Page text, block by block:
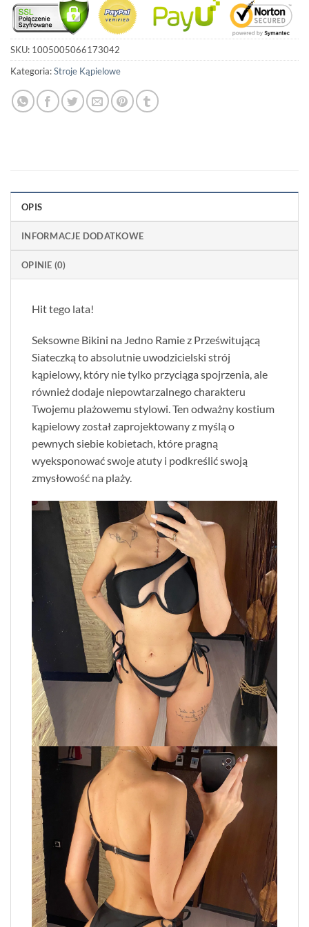
SKU: 1005005066173042
Kategoria:Stroje Kąpielowe
OPIS
INFORMACJE DODATKOWE
OPINIE (0)
Hit tego lata!
Seksowne Bikini na Jedno Ramie z Prześwitującą
Siateczką to absolutnie uwodzicielski strój
kąpielowy, który nie tylko przyciąga spojrzenia, ale
również dodaje niepowtarzalnego charakteru
Twojemu plażowemu stylowi. Ten odważny kostium
kąpielowy został zaprojektowany z myślą o
pewnych siebie kobietach, które pragną
wyeksponować swoje atuty i podkreślić swoją
zmysłowość na plaży.